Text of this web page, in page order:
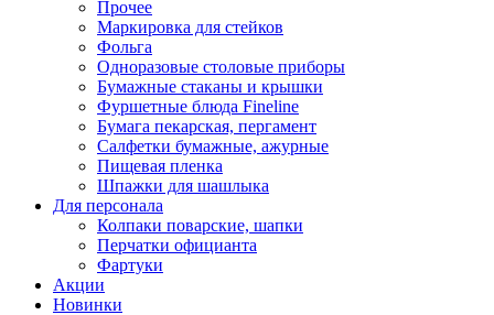
Прочее
Маркировка для стейков
Фольга
Одноразовые столовые приборы
Бумажные стаканы и крышки
Фуршетные блюда Fineline
Бумага пекарская, пергамент
Салфетки бумажные, ажурные
Пищевая пленка
Шпажки для шашлыка
Для персонала
Колпаки поварские, шапки
Перчатки официанта
Фартуки
Акции
Новинки